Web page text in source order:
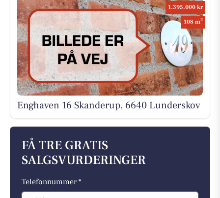
1.395.000 kr
108 m2
Enghaven 16 Skanderup, 6640 Lunderskov
FÅ TRE GRATIS
SALGSVURDERINGER
Telefonnummer *